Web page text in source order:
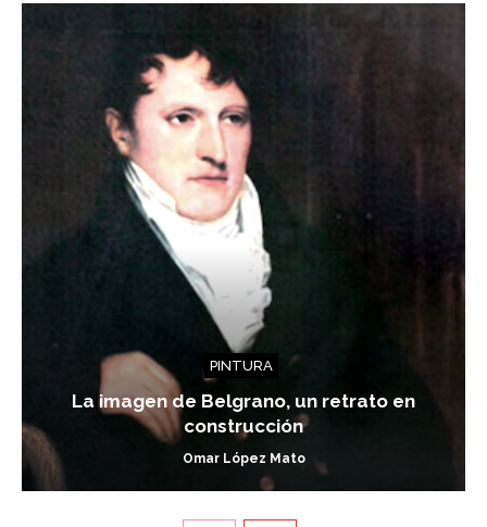
PINTURA
La imagen de Belgrano, un retrato en
construcción
Omar López Mato